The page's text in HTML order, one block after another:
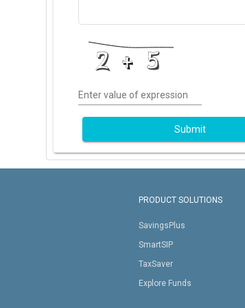
Enter value of expression
Submit
PRODUCT SOLUTIONS
SavingsPlus
SmartSIP
TaxSaver
Explore Funds